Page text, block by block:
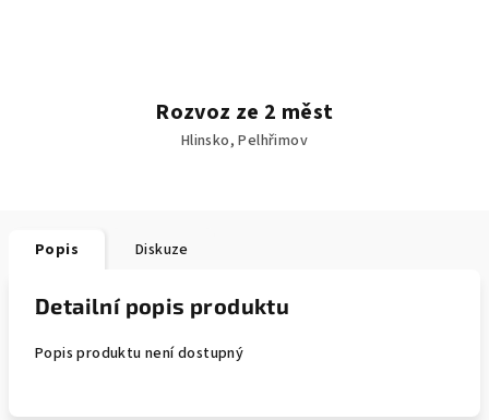
Rozvoz ze 2 měst
Hlinsko, Pelhřimov
Popis Diskuze
Detailní popis produktu
Popis produktu není dostupný